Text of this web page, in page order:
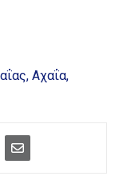
Αχαΐα